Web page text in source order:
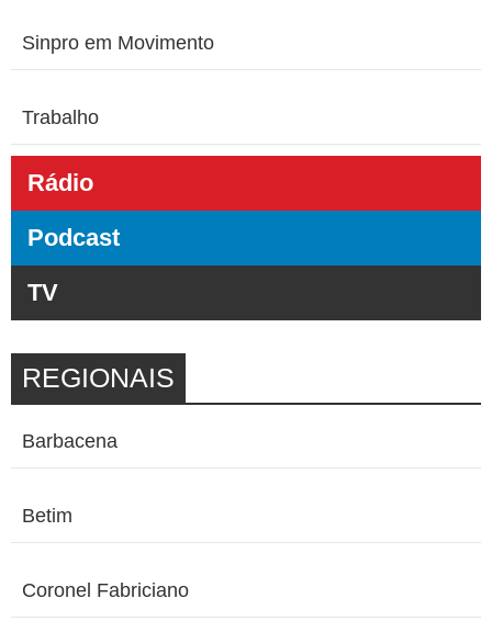
Sinpro em Movimento
Trabalho
Rádio
Podcast
TV
REGIONAIS
Barbacena
Betim
Coronel Fabriciano